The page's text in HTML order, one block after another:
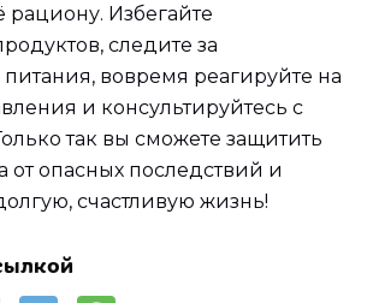
рациону. Избегайте
следите за
вовремя реагируйте на
и консультируйтесь с
так вы сможете защитить
от опасных последствий и
счастливую жизнь!